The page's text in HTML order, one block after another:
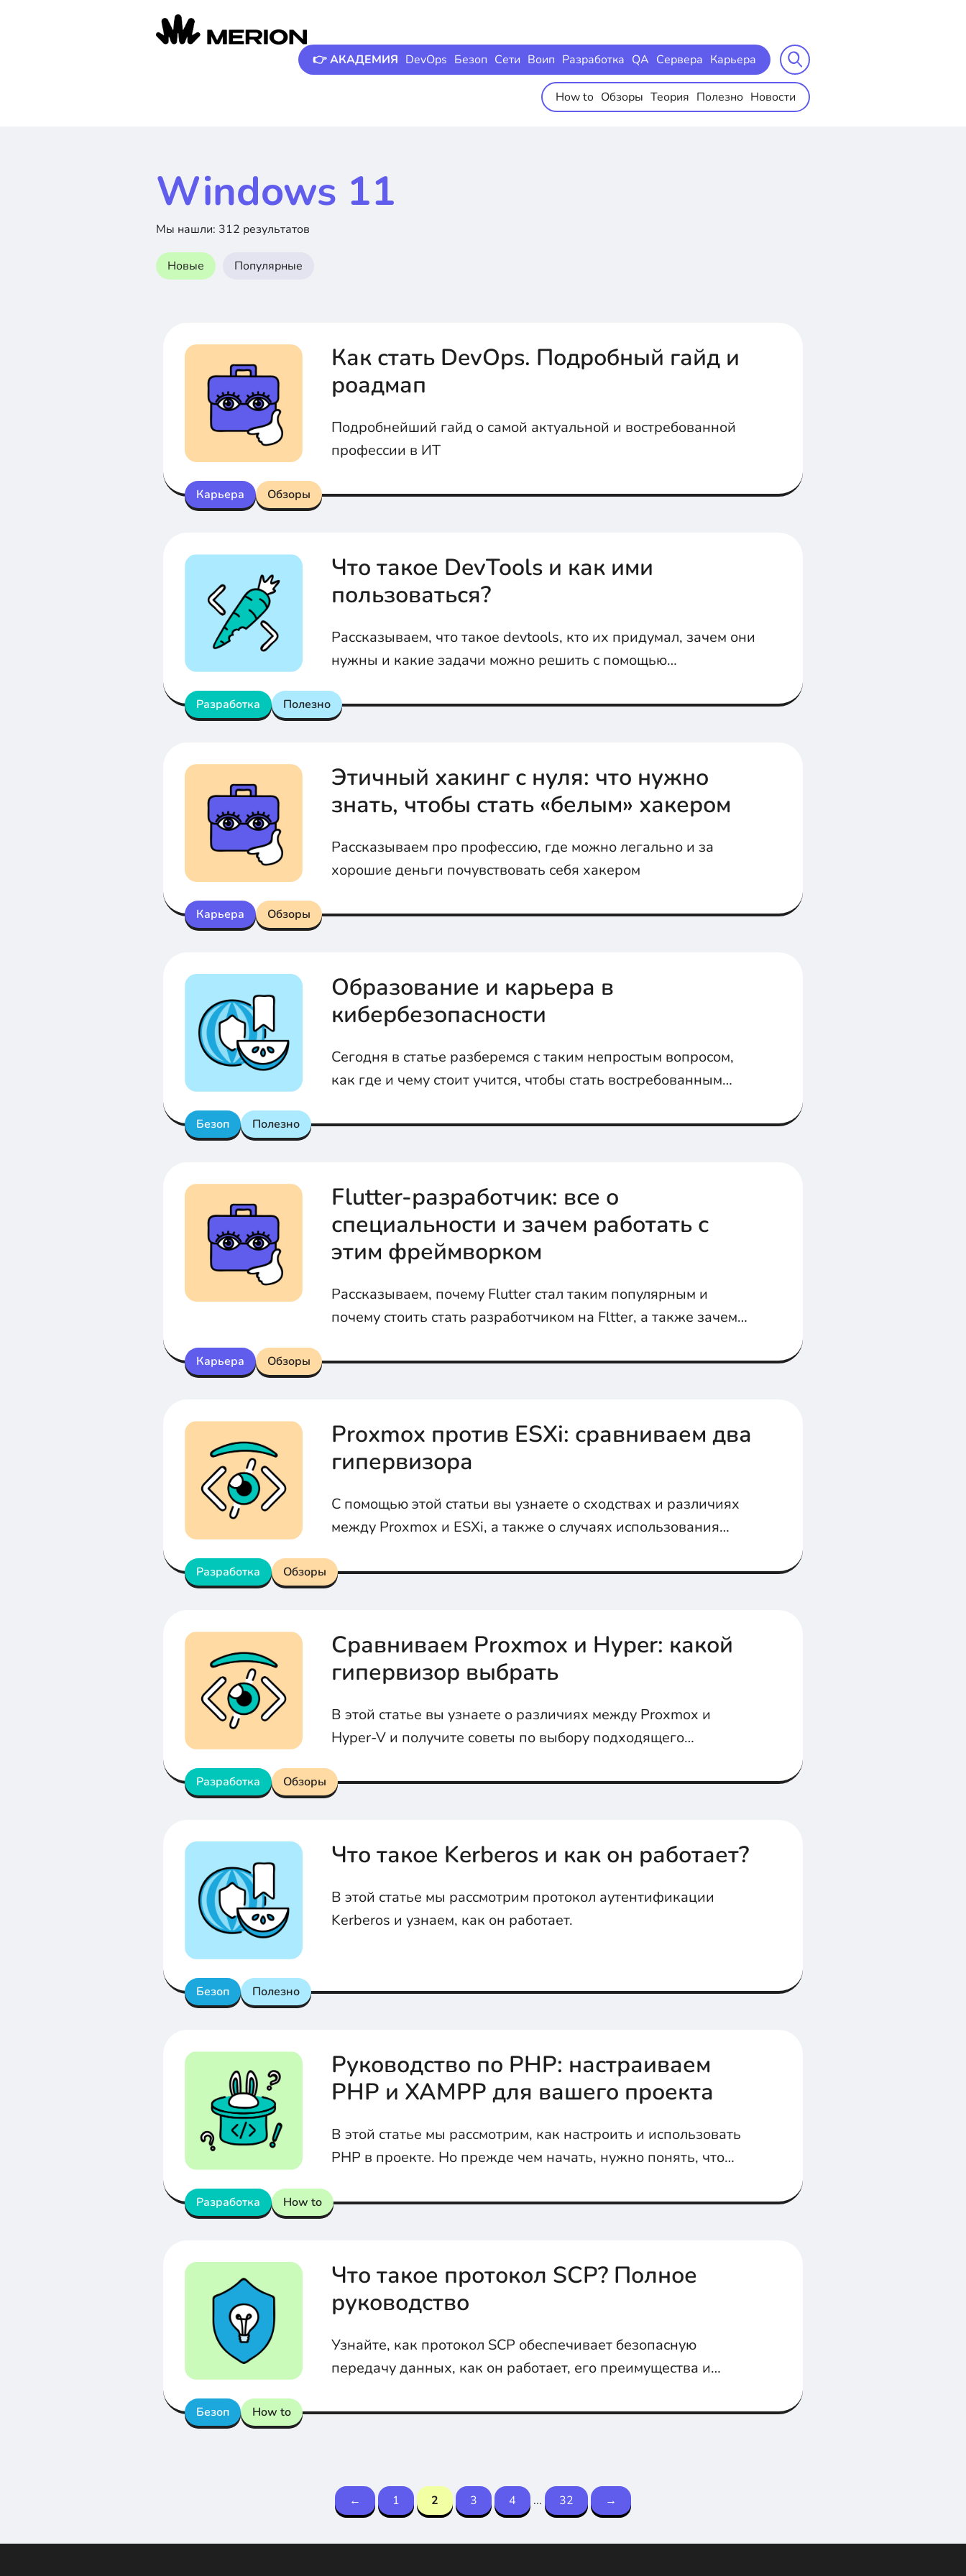
👉 АКАДЕМИЯ DevOps Безоп Сети Воип Разработка QA Сервера Карьера
How to Обзоры Теория Полезно Новости
Windows 11
Мы нашли: 312 результатов
Новые Популярные
Карьера Обзоры
Как стать DevOps. Подробный гайд и
роадмап
Подробнейший гайд о самой актуальной и востребованной
профессии в ИТ
Разработка Полезно
Что такое DevTools и как ими
пользоваться?
Рассказываем, что такое devtools, кто их придумал, зачем они
нужны и какие задачи можно решить с помощью
Карьера Обзоры
Этичный хакинг с нуля: что нужно
знать, чтобы стать «белым» хакером
Рассказываем про профессию, где можно легально и за
хорошие деньги почувствовать себя хакером
Безоп Полезно
Образование и карьера в
кибербезопасности
Сегодня в статье разберемся с таким непростым вопросом,
как где и чему стоит учится, чтобы стать востребованным
возможности для развития
Карьера Обзоры
Flutter-разработчик: все о
специальности и зачем работать с
этим фреймворком
Рассказываем, почему Flutter стал таким популярным и
почему стоить стать разработчиком на Fltter, а также зачем
Разработка Обзоры
Proxmox против ESXi: сравниваем два
гипервизора
С помощью этой статьи вы узнаете о сходствах и различиях
между Proxmox и ESXi, а также о случаях использования
Разработка Обзоры
Сравниваем Proxmox и Hyper: какой
гипервизор выбрать
В этой статье вы узнаете о различиях между Proxmox и
Hyper-V и получите советы по выбору подходящего
Безоп Полезно
Что такое Kerberos и как он работает?
В этой статье мы рассмотрим протокол аутентификации
Kerberos и узнаем, как он работает.
Разработка How to
Руководство по PHP: настраиваем
PHP и XAMPP для вашего проекта
В этой статье мы рассмотрим, как настроить и использовать
PHP в проекте. Но прежде чем начать, нужно понять, что
Безоп How to
Что такое протокол SCP? Полное
руководство
Узнайте, как протокол SCP обеспечивает безопасную
передачу данных, как он работает, его преимущества и
ошибки и решения, которые помогут избежать проблем при
← 1 2 3 4 ... 32 →